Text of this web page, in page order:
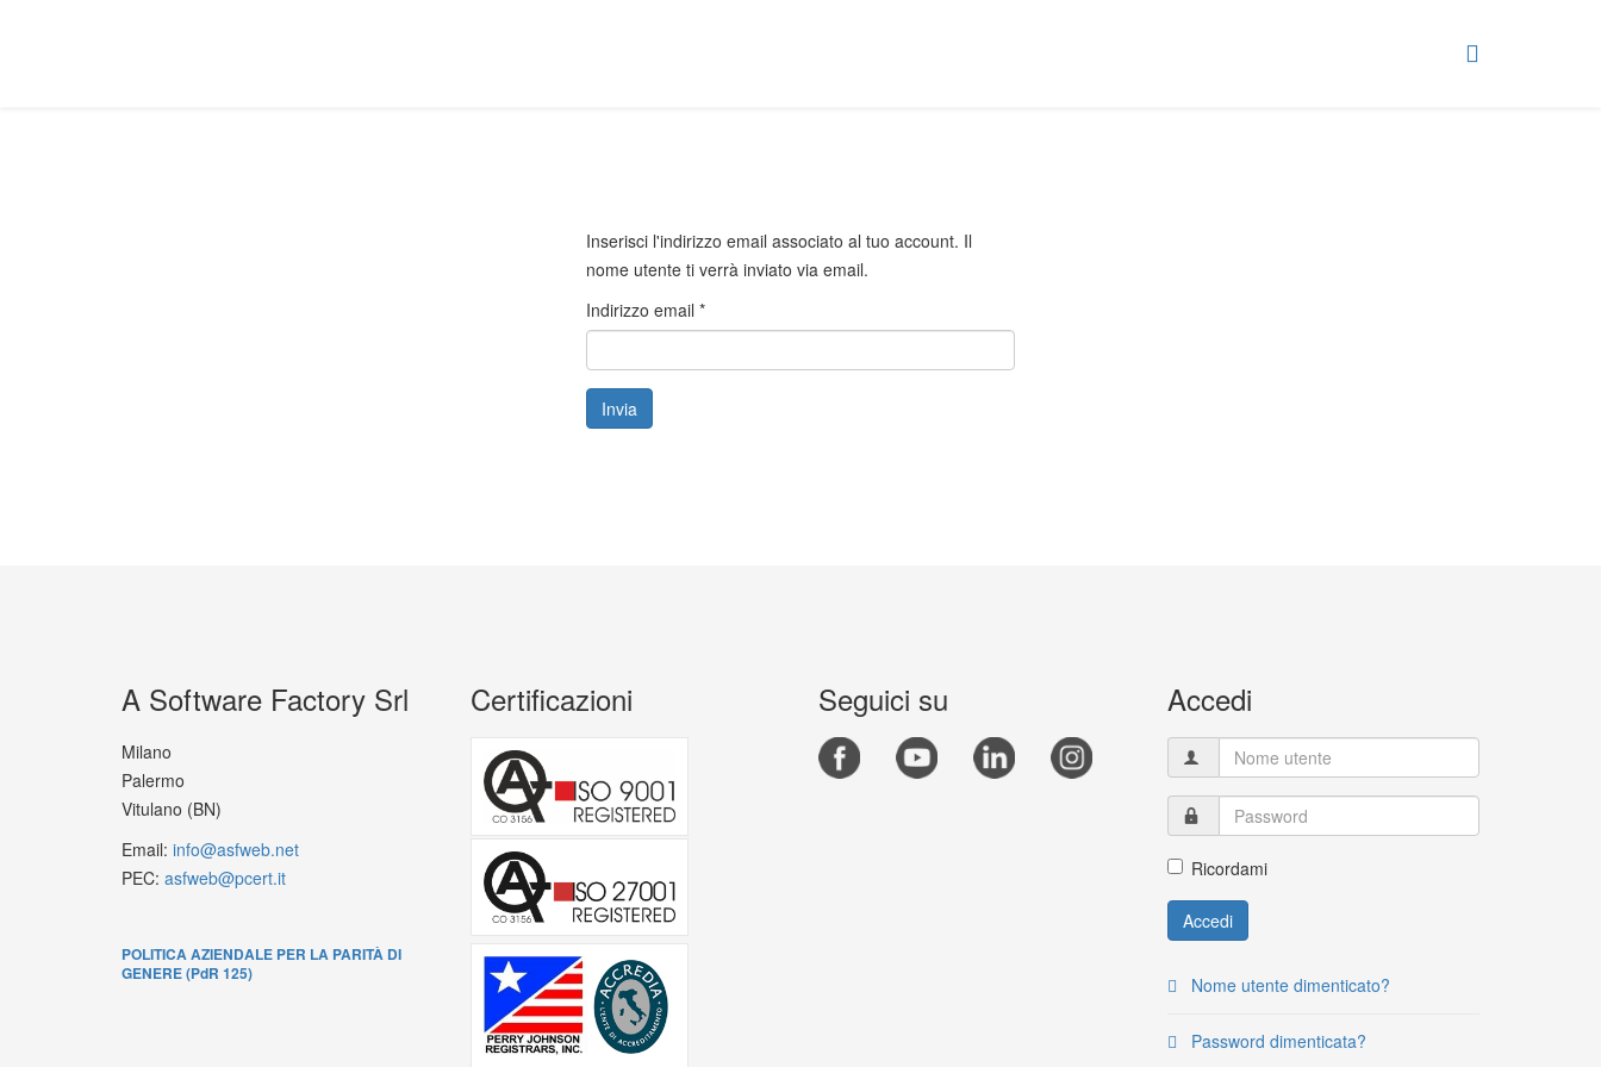
Inserisci l'indirizzo email associato al tuo account. Il
nome utente ti verrà inviato via email.
Indirizzo email *
Invia
A Software Factory Srl
Milano
Palermo
Vitulano (BN)
Email: info@asfweb.net
PEC: asfweb@pcert.it
POLITICA AZIENDALE PER LA PARITÀ DI
GENERE (PdR 125)
Certificazioni Seguici su Accedi
Ricordami
Accedi
Nome utente dimenticato?
Password dimenticata?